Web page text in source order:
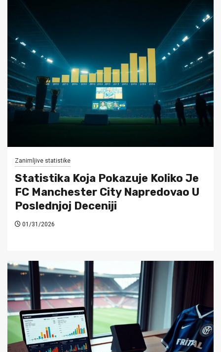
Zanimljive statistike
Statistika Koja Pokazuje Koliko Je
FC Manchester City Napredovao U
Poslednjoj Deceniji
01/31/2026